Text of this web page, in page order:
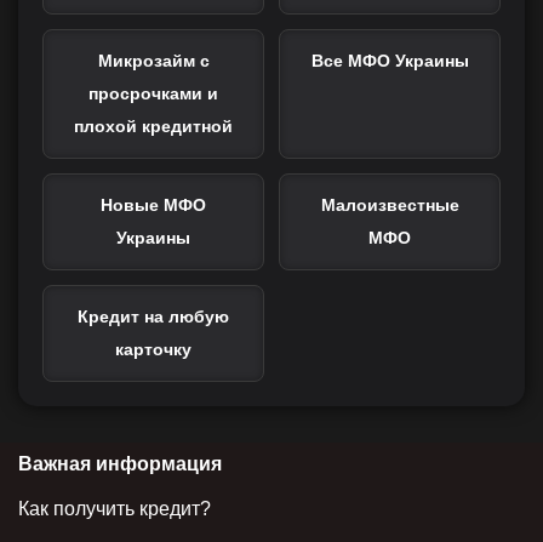
Микрозайм с
просрочками и
плохой кредитной
Все МФО Украины
Новые МФО
Украины
Малоизвестные
МФО
Кредит на любую
карточку
Важная информация
Как получить кредит?